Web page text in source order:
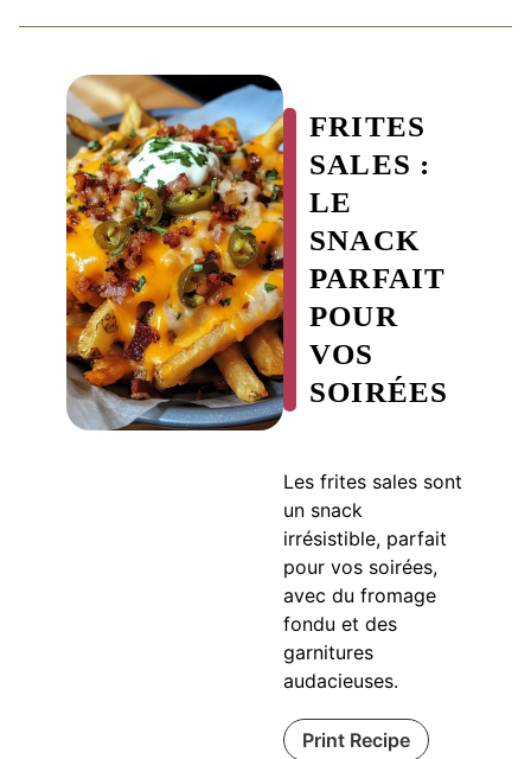
FRITES
SALES :
LE
SNACK
PARFAIT
POUR
VOS
SOIRÉES
Les frites sales sont
un snack
irrésistible, parfait
pour vos soirées,
avec du fromage
fondu et des
garnitures
audacieuses.
Print Recipe